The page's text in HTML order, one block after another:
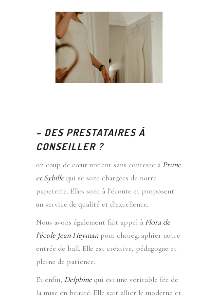
– DES PRESTATAIRES À
CONSEILLER ?
on coup de cœur revient sans conteste à Prune
et Sybille qui se sont chargées de notre
papeterie. Elles sont à l’écoute et proposent
un service de qualité et d’excellence.
Nous avons également fait appel à Flora de
l’école Jean Heyman pour chorégraphier notre
entrée de ball. Elle est créative, pédagogue et
pleine de patience.
Et enfin, Delphine qui est une véritable fée de
la mise en beauté. Elle sait allier le moderne et